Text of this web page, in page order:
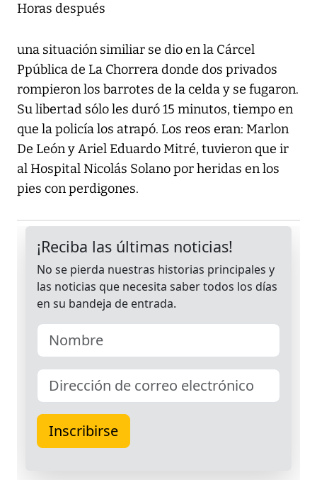
Horas después
una situación similiar se dio en la Cárcel
Ppública de La Chorrera donde dos privados
rompieron los barrotes de la celda y se fugaron.
Su libertad sólo les duró 15 minutos, tiempo en
que la policía los atrapó. Los reos eran: Marlon
De León y Ariel Eduardo Mitré, tuvieron que ir
al Hospital Nicolás Solano por heridas en los
pies con perdigones.